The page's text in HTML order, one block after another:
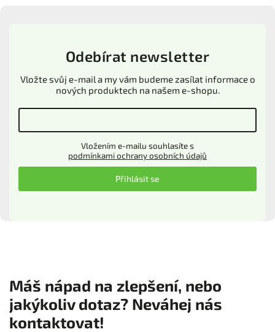
Odebírat newsletter
Vložte svůj e-mail a my vám budeme zasílat informace o
nových produktech na našem e-shopu.
podmínkami ochrany osobních údajů
Přihlásit se
Máš nápad na zlepšení, nebo
jakýkoliv dotaz? Neváhej nás
kontaktovat!